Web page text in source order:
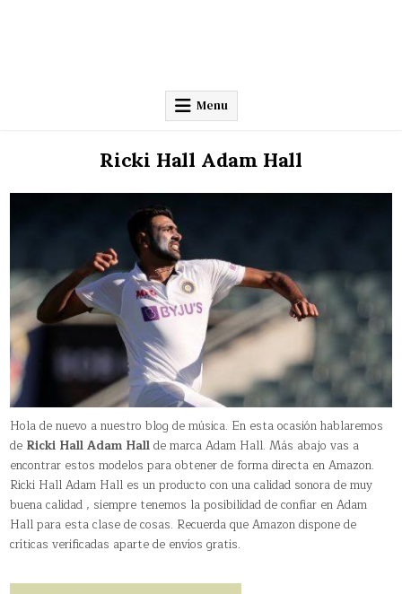
Menu
Ricki Hall Adam Hall
Hola de nuevo a nuestro blog de música. En esta ocasión hablaremos
de Ricki Hall Adam Hallde marca Adam Hall. Más abajo vas a
encontrar estos modelos para obtener de forma directa en Amazon.
Ricki Hall Adam Hall es un producto con una calidad sonora de muy
buena calidad , siempre tenemos la posibilidad de confiar en Adam
Hall para esta clase de cosas. Recuerda que Amazon dispone de
críticas verificadas aparte de envíos gratis.